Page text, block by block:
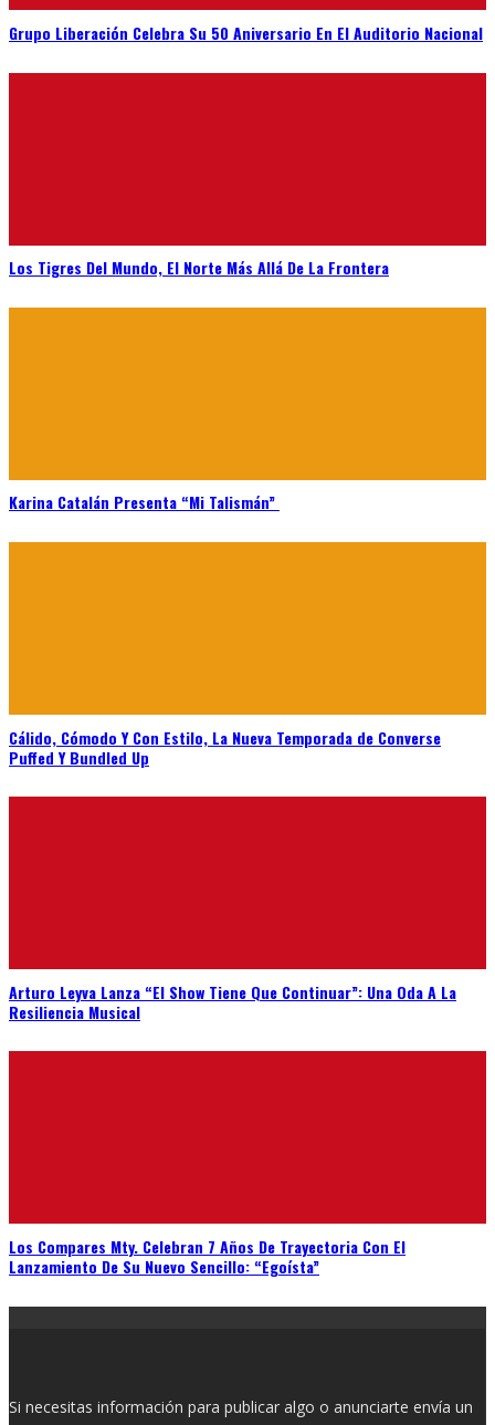
Grupo Liberación Celebra Su 50 Aniversario En El Auditorio Nacional
Los Tigres Del Mundo, El Norte Más Allá De La Frontera
Karina Catalán Presenta “Mi Talismán”
Cálido, Cómodo Y Con Estilo, La Nueva Temporada de Converse
Puffed Y Bundled Up
Arturo Leyva Lanza “El Show Tiene Que Continuar”: Una Oda A La
Resiliencia Musical
Los Compares Mty. Celebran 7 Años De Trayectoria Con El
Lanzamiento De Su Nuevo Sencillo: “Egoísta”
Si necesitas información para publicar algo o anunciarte envía un